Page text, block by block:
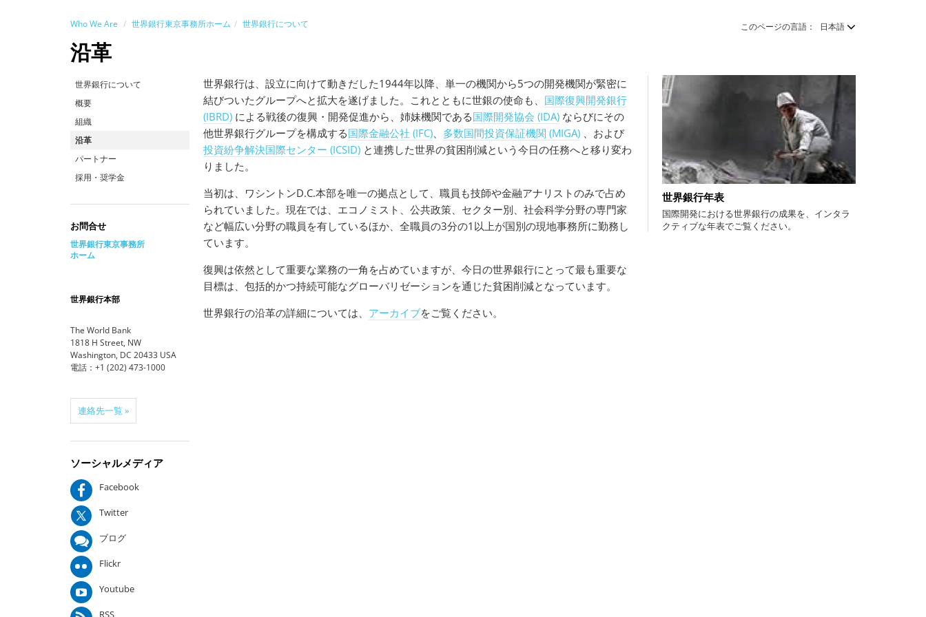
Who We Are 世界銀行東京事務所ホーム 世界銀行について このページの言語： 日本語
沿革
世界銀行について
概要
組織
沿革
パートナー
採用・奨学金
お問合せ
世界銀行東京事務所
ホーム
世界銀行本部
The World Bank
1818 H Street, NW
Washington, DC 20433 USA
電話：+1 (202) 473-1000
連絡先一覧 »
ソーシャルメディア
Facebook
Twitter
ブログ
Flickr
Youtube
RSS
世界銀行は、設立に向けて動きだした1944年以降、単一の機関から5つの開発機関が緊密に
結びついたグループへと拡大を遂げました。これとともに世銀の使命も、 国際復興開発銀行
(IBRD) による戦後の復興・開発促進から、姉妹機関である国際開発協会 (IDA) ならびにその
他世界銀行グループを構成する国際金融公社 (IFC)、 多数国間投資保証機関 (MIGA) 、および
投資紛争解決国際センター (ICSID) と連携した世界の貧困削減という今日の任務へと移り変わ
りました。
当初は、ワシントンD.C.本部を唯一の拠点として、職員も技師や金融アナリストのみで占め
られていました。現在では、エコノミスト、公共政策、セクター別、社会科学分野の専門家
など幅広い分野の職員を有しているほか、全職員の3分の1以上が国別の現地事務所に勤務し
ています。
復興は依然として重要な業務の一角を占めていますが、今日の世界銀行にとって最も重要な
目標は、包括的かつ持続可能なグローバリゼーションを通じた貧困削減となっています。
世界銀行の沿革の詳細については、 アーカイブをご覧ください。
世界銀行年表
国際開発における世界銀行の成果を、インタラ
クティブな年表でご覧ください。